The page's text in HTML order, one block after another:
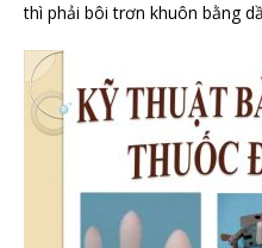
thì phải bôi trơn khuôn bằng